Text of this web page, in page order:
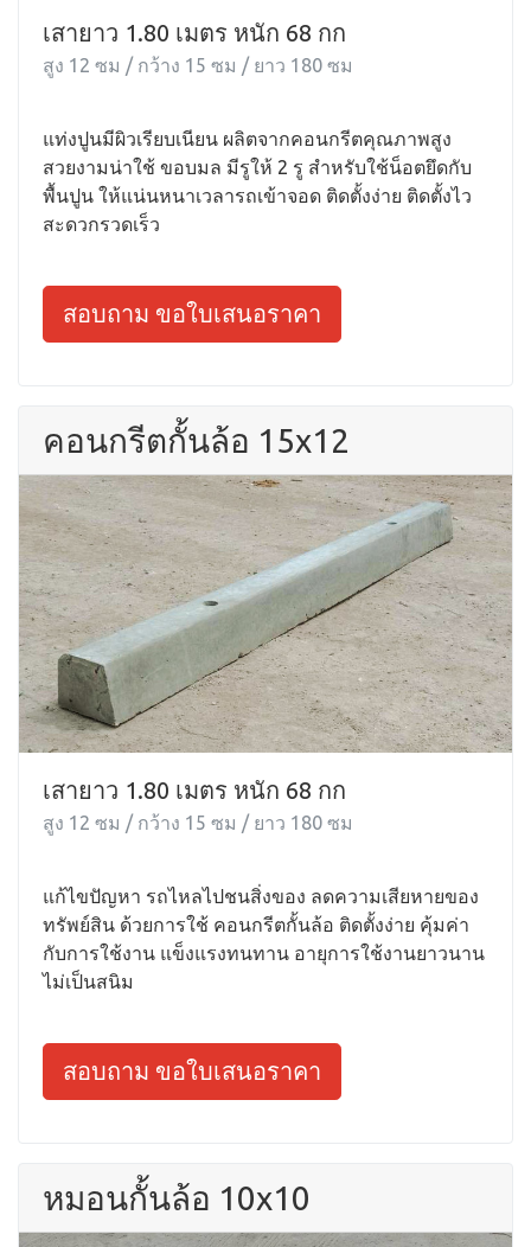
เสายาว 1.80 เมตร หนัก 68 กก
สูง 12 ซม / กว้าง 15 ซม / ยาว 180 ซม
แท่งปูนมีผิวเรียบเนียน ผลิตจากคอนกรีตคุณภาพสูง
สวยงามน่าใช้ ขอบมล มีรูให้ 2 รู สำหรับใช้น็อตยึดกับ
พื้นปูน ให้แน่นหนาเวลารถเข้าจอด ติดตั้งง่าย ติดตั้งไว
สะดวกรวดเร็ว
สอบถาม ขอใบเสนอราคา
คอนกรีตกั้นล้อ 15x12
เสายาว 1.80 เมตร หนัก 68 กก
สูง 12 ซม / กว้าง 15 ซม / ยาว 180 ซม
แก้ไขปัญหา รถไหลไปชนสิ่งของ ลดความเสียหายของ
ทรัพย์สิน ด้วยการใช้ คอนกรีตกั้นล้อ ติดตั้งง่าย คุ้มค่า
กับการใช้งาน แข็งแรงทนทาน อายุการใช้งานยาวนาน
ไม่เป็นสนิม
สอบถาม ขอใบเสนอราคา
หมอนกั้นล้อ 10x10